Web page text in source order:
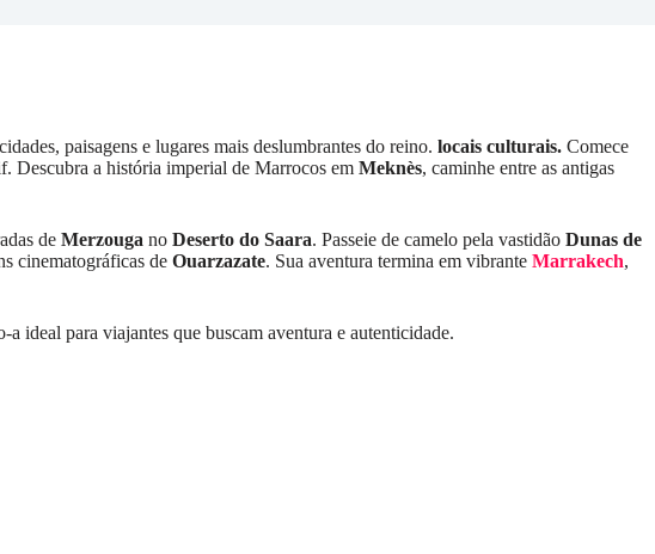
paisagens e lugares mais deslumbrantes do reino. locais culturais. Comece
Descubra a história imperial de Marrocos em Meknès, caminhe entre as antigas
de Merzouga no Deserto do Saara. Passeie de camelo pela vastidão Dunas de
cinematográficas de Ouarzazate. Sua aventura termina em vibrante Marrakech,
ideal para viajantes que buscam aventura e autenticidade.